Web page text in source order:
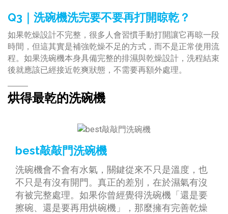
Q3｜洗碗機洗完要不要再打開晾乾？
如果乾燥設計不完整，很多人會習慣手動打開讓它再晾一段
時間，但這其實是補強乾燥不足的方式，而不是正常使用流
程。如果洗碗機本身具備完整的排濕與乾燥設計，洗程結束
後就應該已經接近乾爽狀態，不需要再額外處理。
烘得最乾的洗碗機
best敲敲門洗碗機
洗碗機會不會有水氣，關鍵從來不只是溫度，也
不只是有沒有開門。真正的差別，在於濕氣有沒
有被完整處理。如果你曾經覺得洗碗機「還是要
擦碗、還是要再用烘碗機」，那麼擁有完善乾燥